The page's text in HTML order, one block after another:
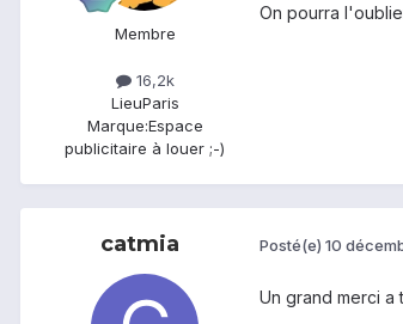
Membre
16,2k
LieuParis
Marque:Espace
publicitaire à louer ;-)
On pourra
catmia Posté(e) 10
Un grand merci a